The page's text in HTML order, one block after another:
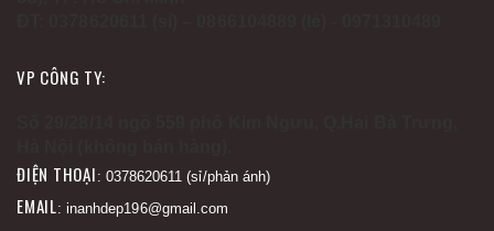
VP CÔNG TY:
ĐIỆN THOẠI : 0378620611 (sỉ/phản ánh)
EMAIL: inanhdep196@gmail.com